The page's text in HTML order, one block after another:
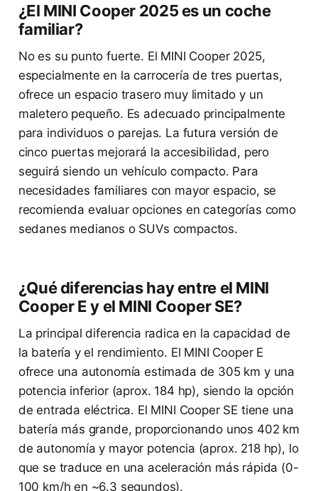
¿El MINI Cooper 2025 es un coche
familiar?
No es su punto fuerte. El MINI Cooper 2025,
especialmente en la carrocería de tres puertas,
ofrece un espacio trasero muy limitado y un
maletero pequeño. Es adecuado principalmente
para individuos o parejas. La futura versión de
cinco puertas mejorará la accesibilidad, pero
seguirá siendo un vehículo compacto. Para
necesidades familiares con mayor espacio, se
recomienda evaluar opciones en categorías como
sedanes medianos o SUVs compactos.
¿Qué diferencias hay entre el MINI
Cooper E y el MINI Cooper SE?
La principal diferencia radica en la capacidad de
la batería y el rendimiento. El MINI Cooper E
ofrece una autonomía estimada de 305 km y una
potencia inferior (aprox. 184 hp), siendo la opción
de entrada eléctrica. El MINI Cooper SE tiene una
batería más grande, proporcionando unos 402 km
de autonomía y mayor potencia (aprox. 218 hp), lo
que se traduce en una aceleración más rápida (0-
100 km/h en ~6.3 segundos).